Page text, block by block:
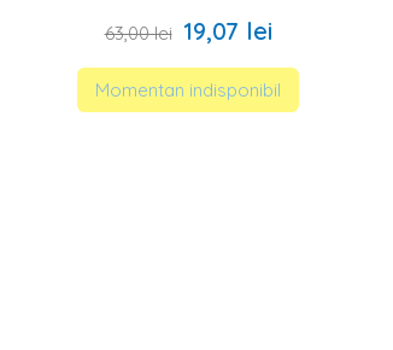
63,00 lei 19,07 lei
Momentan indisponibil